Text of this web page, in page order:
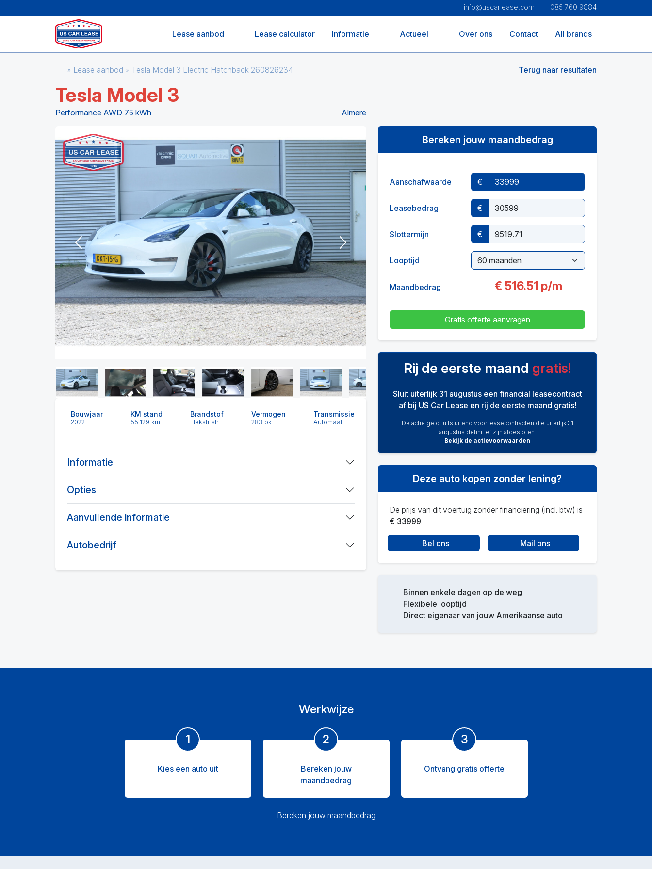
info@uscarlease.com 085 760 9884
Lease aanbod Lease calculator Informatie Actueel Over ons Contact All brands
Lease aanbod Tesla Model 3 Electric Hatchback 260826234 Terug naar resultaten
Tesla Model 3
Performance AWD 75 kWh Almere
Previous Next
Bouwjaar
2022
KM stand
55.129 km
Brandstof
Elekstrish
Vermogen
283 pk
Transmissie
Automaat
Informatie
Opties
Aanvullende informatie
Autobedrijf
Bereken jouw maandbedrag
Aanschafwaarde €
Leasebedrag €
Slottermijn €
Looptijd
Maandbedrag € 516.51 p/m
Gratis offerte aanvragen
Rij de eerste maand gratis!
Sluit uiterlijk 31 augustus een financial leasecontract
af bij US Car Lease en rij de eerste maand gratis!
De actie geldt uitsluitend voor leasecontracten die uiterlijk 31
augustus definitief zijn afgesloten.
Bekijk de actievoorwaarden
Deze auto kopen zonder lening?
De prijs van dit voertuig zonder financiering (incl. btw) is
€ 33999.
Bel ons Mail ons
Binnen enkele dagen op de weg
Flexibele looptijd
Direct eigenaar van jouw Amerikaanse auto
Werkwijze
1
Kies een auto uit
2
Bereken jouw
maandbedrag
3
Ontvang gratis offerte
Bereken jouw maandbedrag